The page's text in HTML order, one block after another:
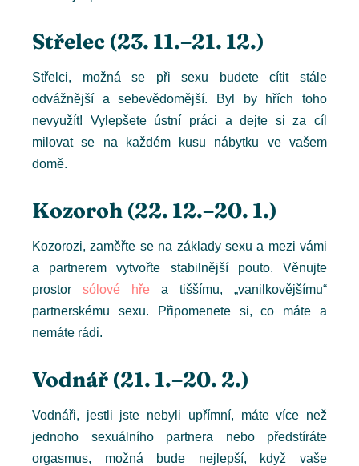
Střelec (23. 11.–21. 12.)
Střelci, možná se při sexu budete cítit stále
odvážnější a sebevědomější. Byl by hřích toho
nevyužít! Vylepšete ústní práci a dejte si za cíl
milovat se na každém kusu nábytku ve vašem
domě.
Kozoroh (22. 12.–20. 1.)
Kozorozi, zaměřte se na základy sexu a mezi vámi
a partnerem vytvořte stabilnější pouto. Věnujte
prostor sólové hře a tiššímu, „vanilkovějšímu“
partnerskému sexu. Připomenete si, co máte a
nemáte rádi.
Vodnář (21. 1.–20. 2.)
Vodnáři, jestli jste nebyli upřímní, máte více než
jednoho sexuálního partnera nebo předstíráte
orgasmus, možná bude nejlepší, když vaše